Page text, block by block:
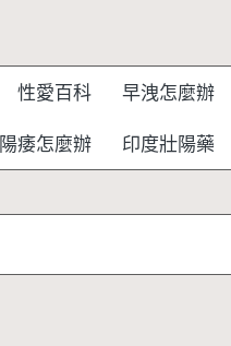
性愛百科 早洩怎麼辦
陽痿怎麼辦 印度壯陽藥